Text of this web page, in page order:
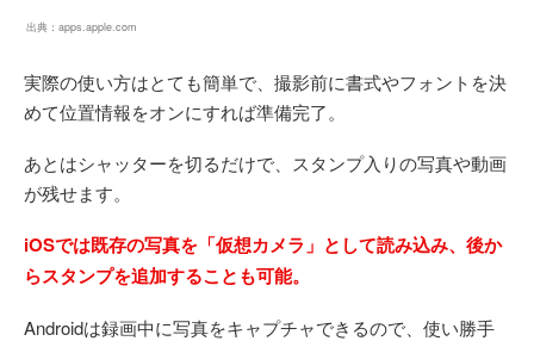
出典： apps.apple.com
実際の使い方はとても簡単で、撮影前に書式やフォントを決
めて位置情報をオンにすれば準備完了。
あとはシャッターを切るだけで、スタンプ入りの写真や動画
が残せます。
iOSでは既存の写真を「仮想カメラ」として読み込み、後か
らスタンプを追加することも可能。
Androidは録画中に写真をキャプチャできるので、使い勝手